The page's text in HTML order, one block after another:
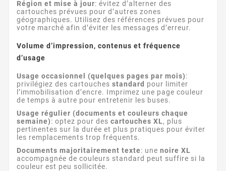
Région et mise à jour: évitez d’alterner des
cartouches prévues pour d’autres zones
géographiques. Utilisez des références prévues pour
votre marché afin d’éviter les messages d’erreur.
Volume d’impression, contenus et fréquence
d’usage
Usage occasionnel (quelques pages par mois):
privilégiez des cartouches standard pour limiter
l’immobilisation d’encre. Imprimez une page couleur
de temps à autre pour entretenir les buses.
Usage régulier (documents et couleurs chaque
semaine): optez pour des cartouches XL, plus
pertinentes sur la durée et plus pratiques pour éviter
les remplacements trop fréquents.
Documents majoritairement texte: une noire XL
accompagnée de couleurs standard peut suffire si la
couleur est peu sollicitée.